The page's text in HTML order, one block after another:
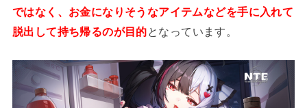
ではなく、お金になりそうなアイテムなどを手に入れて
脱出して持ち帰るのが目的となっています。